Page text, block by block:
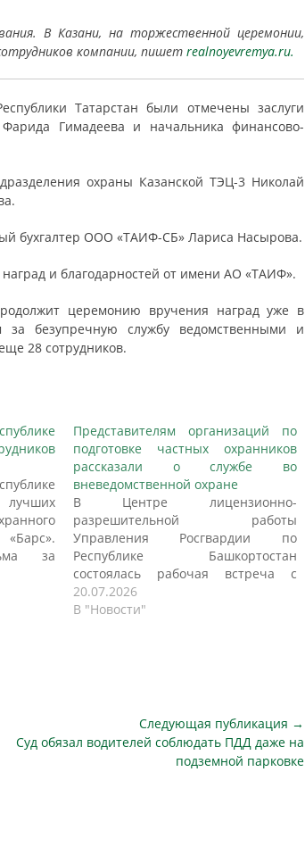
В Казани, на торжественной церемонии,
компании, пишет realnoyevremya.ru.
Татарстан были отмечены заслуги
Гимадеева и начальника финансово-
охраны Казанской ТЭЦ-3 Николай
бухгалтер ООО «ТАИФ-СБ» Лариса Насырова.
и благодарностей от имени АО «ТАИФ».
церемонию вручения наград уже в
за безупречную службу ведомственными и
28 сотрудников.
лучших
за
по
один
Представителям организаций по
подготовке частных охранников
рассказали о службе во
вневедомственной охране
В Центре лицензионно-
разрешительной работы
Управления Росгвардии по
Республике Башкортостан
состоялась рабочая встреча с
представителями организаций,
осуществляющих подготовку
Мероприятие прошло при участии
Центра лицензионно-
разрешительной работы. Перед
собравшимися выступил
20.07.2026
В "Новости"
Следующая публикация →
Суд обязал водителей соблюдать ПДД даже на
подземной парковке